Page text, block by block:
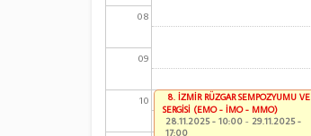
08
09
10
8. İZMİR RÜZGAR SEMPOZYUMU VE
SERGİSİ (EMO - İMO - MMO)
28.11.2025 - 10:00 - 29.11.2025 -
17:00